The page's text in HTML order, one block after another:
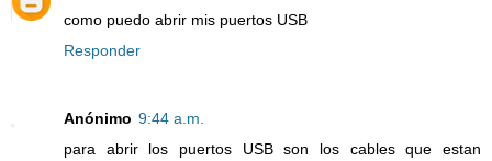
como puedo abrir mis puertos USB
Responder
Anónimo 9:44 a.m.
para abrir los puertos USB son los cables que estan